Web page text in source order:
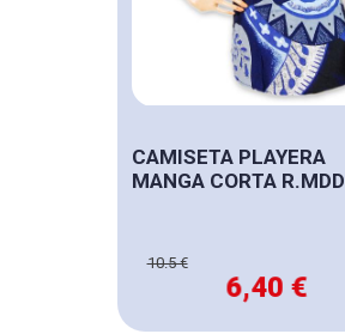
CAMISETA PLAYERA
MANGA CORTA R.MDD
10.5 €
6,40 €